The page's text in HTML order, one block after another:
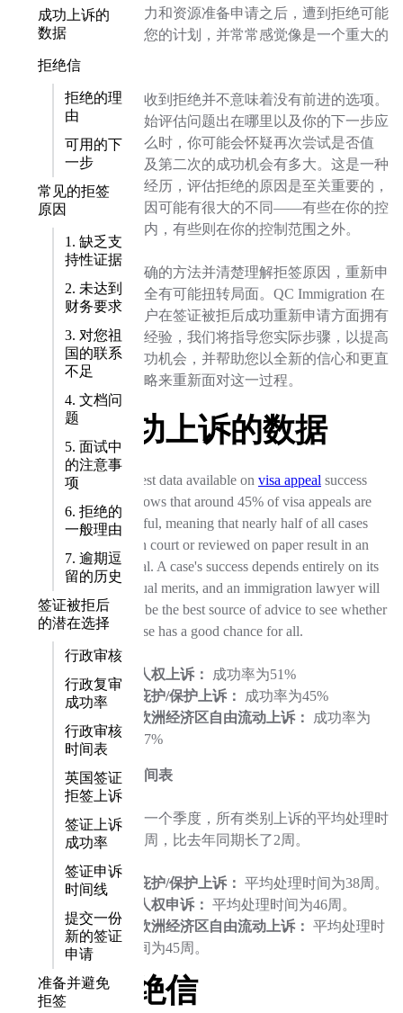
成功上诉的
数据
拒绝信
拒绝的理
由
可用的下
一步
常见的拒签
原因
1. 缺乏支
持性证据
2. 未达到
财务要求
3. 对您祖
国的联系
不足
4. 文档问
题
5. 面试中
的注意事
项
6. 拒绝的
一般理由
7. 逾期逗
留的历史
签证被拒后
的潜在选择
行政审核
行政复审
成功率
行政审核
时间表
英国签证
拒签上诉
签证上诉
成功率
签证申诉
时间线
提交一份
新的签证
申请
准备并避免
拒签
间、精力和资源准备申请之后，遭到拒绝可能
会打乱您的计划，并常常感觉像是一个重大的
然而，收到拒绝并不意味着没有前进的选项。
当你开始评估问题出在哪里以及你的下一步应
该是什么时，你可能会怀疑再次尝试是否值
得，以及第二次的成功机会有多大。这是一种
常见的经历，评估拒绝的原因是至关重要的，
这些原因可能有很大的不同——有些在你的控
制范围内，有些则在你的控制范围之外。
采取正确的方法并清楚理解拒签原因，重新申
请时完全有可能扭转局面。QC Immigration 在
帮助客户在签证被拒后成功重新申请方面拥有
丰富的经验，我们将指导您实际步骤，以提高
您的成功机会，并帮助您以全新的信心和更直
接的策略来重新面对这一过程。
成功上诉的数据
The latest data available on visa appeal success
rates shows that around 45% of visa appeals are
successful, meaning that nearly half of all cases
heard in court or reviewed on paper result in an
approval. A case's success depends entirely on its
individual merits, and an immigration lawyer will
usually be the best source of advice to see whether
your case has a good chance for all.
人权上诉：
成功率为51%
庇护/保护上诉：
成功率为45%
欧洲经济区自由流动上诉：
成功率为
37%
上诉时间表
在最近一个季度，所有类别上诉的平均处理时
间为43周，比去年同期长了2周。
庇护/保护上诉： 平均处理时间为38周。
人权申诉： 平均处理时间为46周。
欧洲经济区自由流动上诉： 平均处理时
间为45周。
拒绝信